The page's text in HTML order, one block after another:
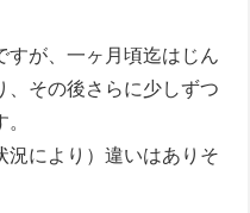
すが、一ヶ月頃迄はじん
、その後さらに少しずつ
況により）違いはありそ